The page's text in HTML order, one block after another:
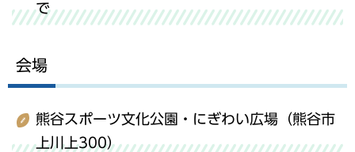
で
会場
熊谷スポーツ文化公園・にぎわい広場（熊谷市
上川上300）